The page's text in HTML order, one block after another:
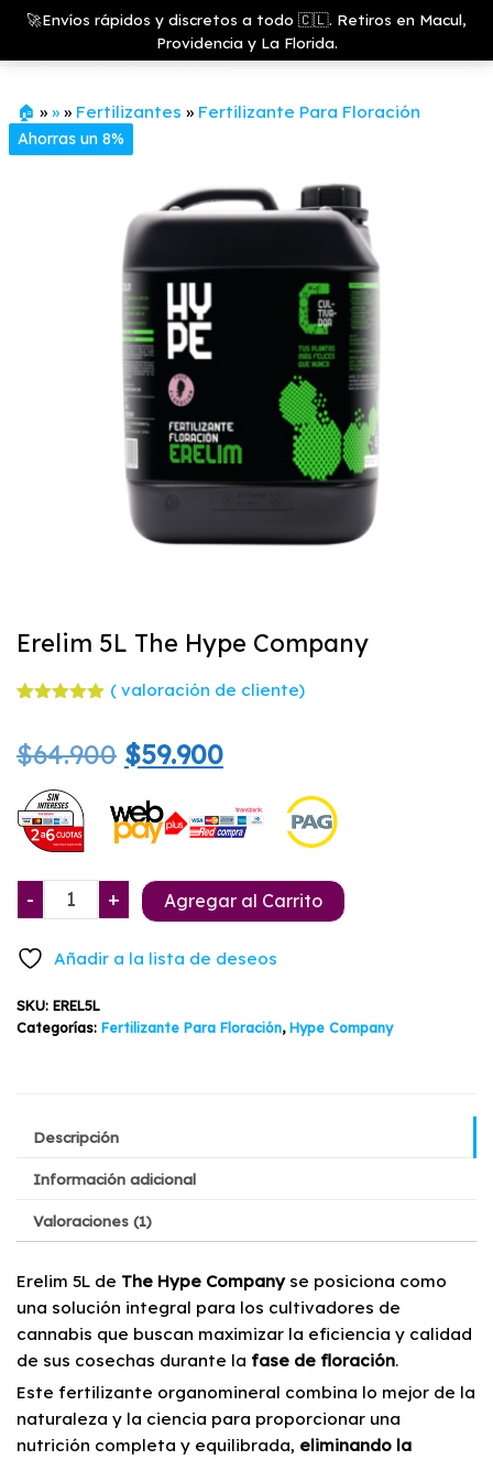
Saltar
contenido
🚀Envíos rápidos y discretos a todo 🇨🇱. Retiros en Macul,
Providencia y La Florida.
Growshop
& LED
Store
🏠 » » » Fertilizantes » Fertilizante Para Floración
Ahorras un 8%
Erelim 5L The Hype Company
de 5 en
base a
de un
cliente
( valoración de cliente)
$64.900 El
precio
original
era:
$64.900.
$59.900El
precio
actual
es:
$59.900.
-
Erelim
5L
Hype
Company
cantidad
+ Agregar al Carrito
Añadir a la lista de deseos
SKU: EREL5L
Categorías: Fertilizante Para Floración,Hype Company
Descripción
Información adicional
Valoraciones (1)
Erelim 5L de The Hype Companyse posiciona como
una solución integral para los cultivadores de
cannabis que buscan maximizar la eficiencia y calidad
de sus cosechas durante la fase de floración.
Este fertilizante organomineral combina lo mejor de la
naturaleza y la ciencia para proporcionar una
nutrición completa y equilibrada, eliminando la